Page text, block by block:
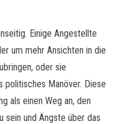
Einige Angestellte
um mehr Ansichten in die
oder sie
Manöver. Diese
als einen Weg an, den
sein und Ängste über das